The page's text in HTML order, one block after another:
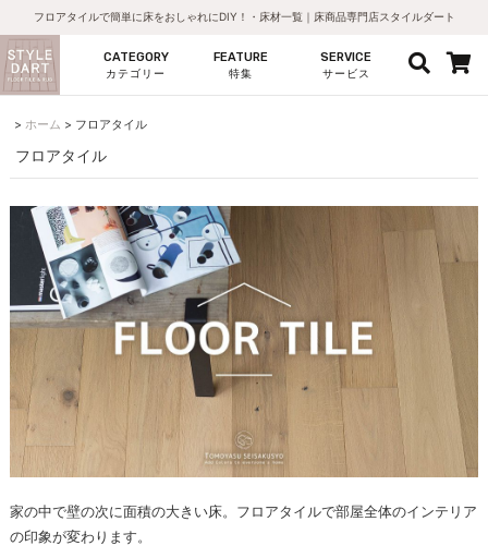
フロアタイルで簡単に床をおしゃれにDIY！・床材一覧｜床商品専門店スタイルダート
CATEGORY
カテゴリー
FEATURE
特集
SERVICE
サービス
ホーム フロアタイル
フロアタイル
家の中で壁の次に面積の大きい床。フロアタイルで部屋全体のインテリア
の印象が変わります。